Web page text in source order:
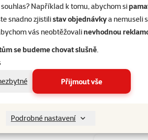
Například k tomu, abychom si
snadno zjistilistav objednávkya nemuseli
vás neobtěžovalinevhodnou
se budeme chovat slušně.
Přijmout vše
Podrobné nastavení
26
7
2
Apetit -